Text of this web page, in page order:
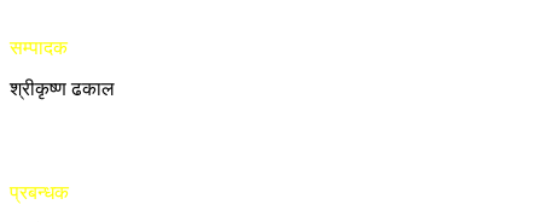
सम्पादक
श्रीकृष्ण ढकाल
प्रबन्धक